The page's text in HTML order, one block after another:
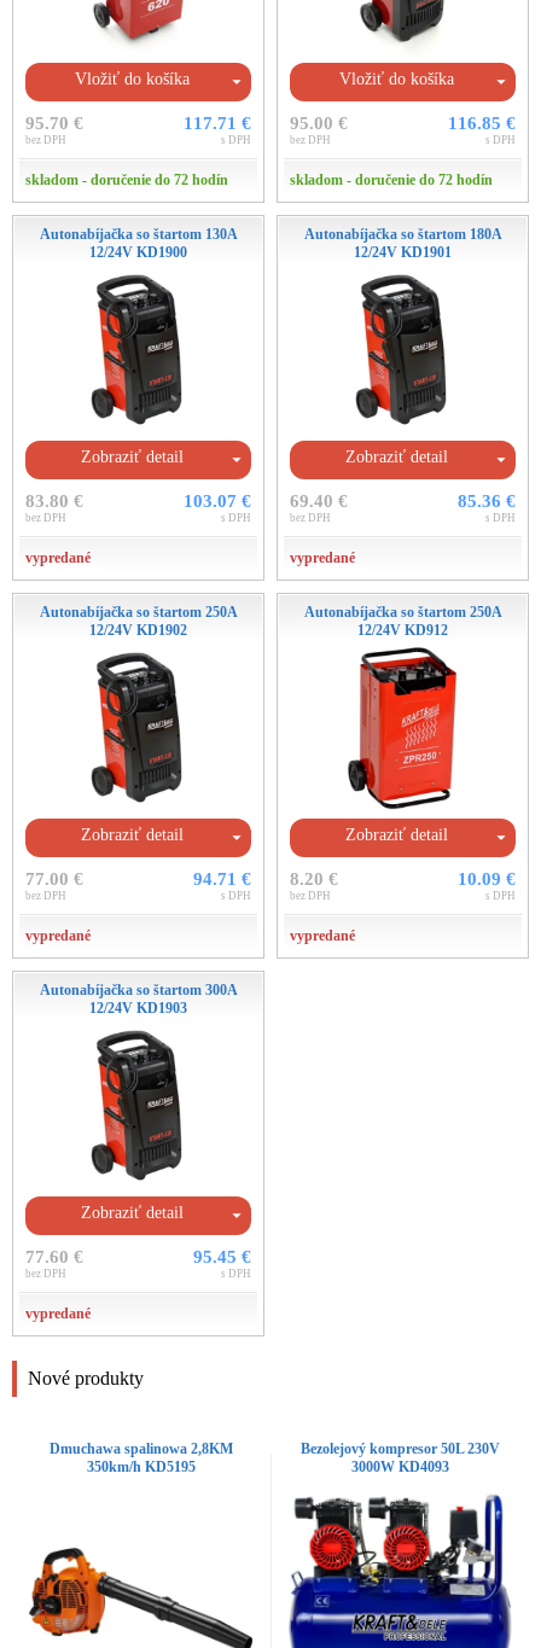
Vložiť do košíka
95.70 €
bez DPH
117.71 €
s DPH
skladom - doručenie do 72 hodín
Vložiť do košíka
95.00 €
bez DPH
116.85 €
s DPH
skladom - doručenie do 72 hodín
Autonabíjačka so štartom 130A
12/24V KD1900
Zobraziť detail
83.80 €
bez DPH
103.07 €
s DPH
vypredané
Autonabíjačka so štartom 180A
12/24V KD1901
Zobraziť detail
69.40 €
bez DPH
85.36 €
s DPH
vypredané
Autonabíjačka so štartom 250A
12/24V KD1902
Zobraziť detail
77.00 €
bez DPH
94.71 €
s DPH
vypredané
Autonabíjačka so štartom 250A
12/24V KD912
Zobraziť detail
8.20 €
bez DPH
10.09 €
s DPH
vypredané
Autonabíjačka so štartom 300A
12/24V KD1903
Zobraziť detail
77.60 €
bez DPH
95.45 €
s DPH
vypredané
Nové produkty
Dmuchawa spalinowa 2,8KM
350km/h KD5195
Bezolejový kompresor 50L 230V
3000W KD4093